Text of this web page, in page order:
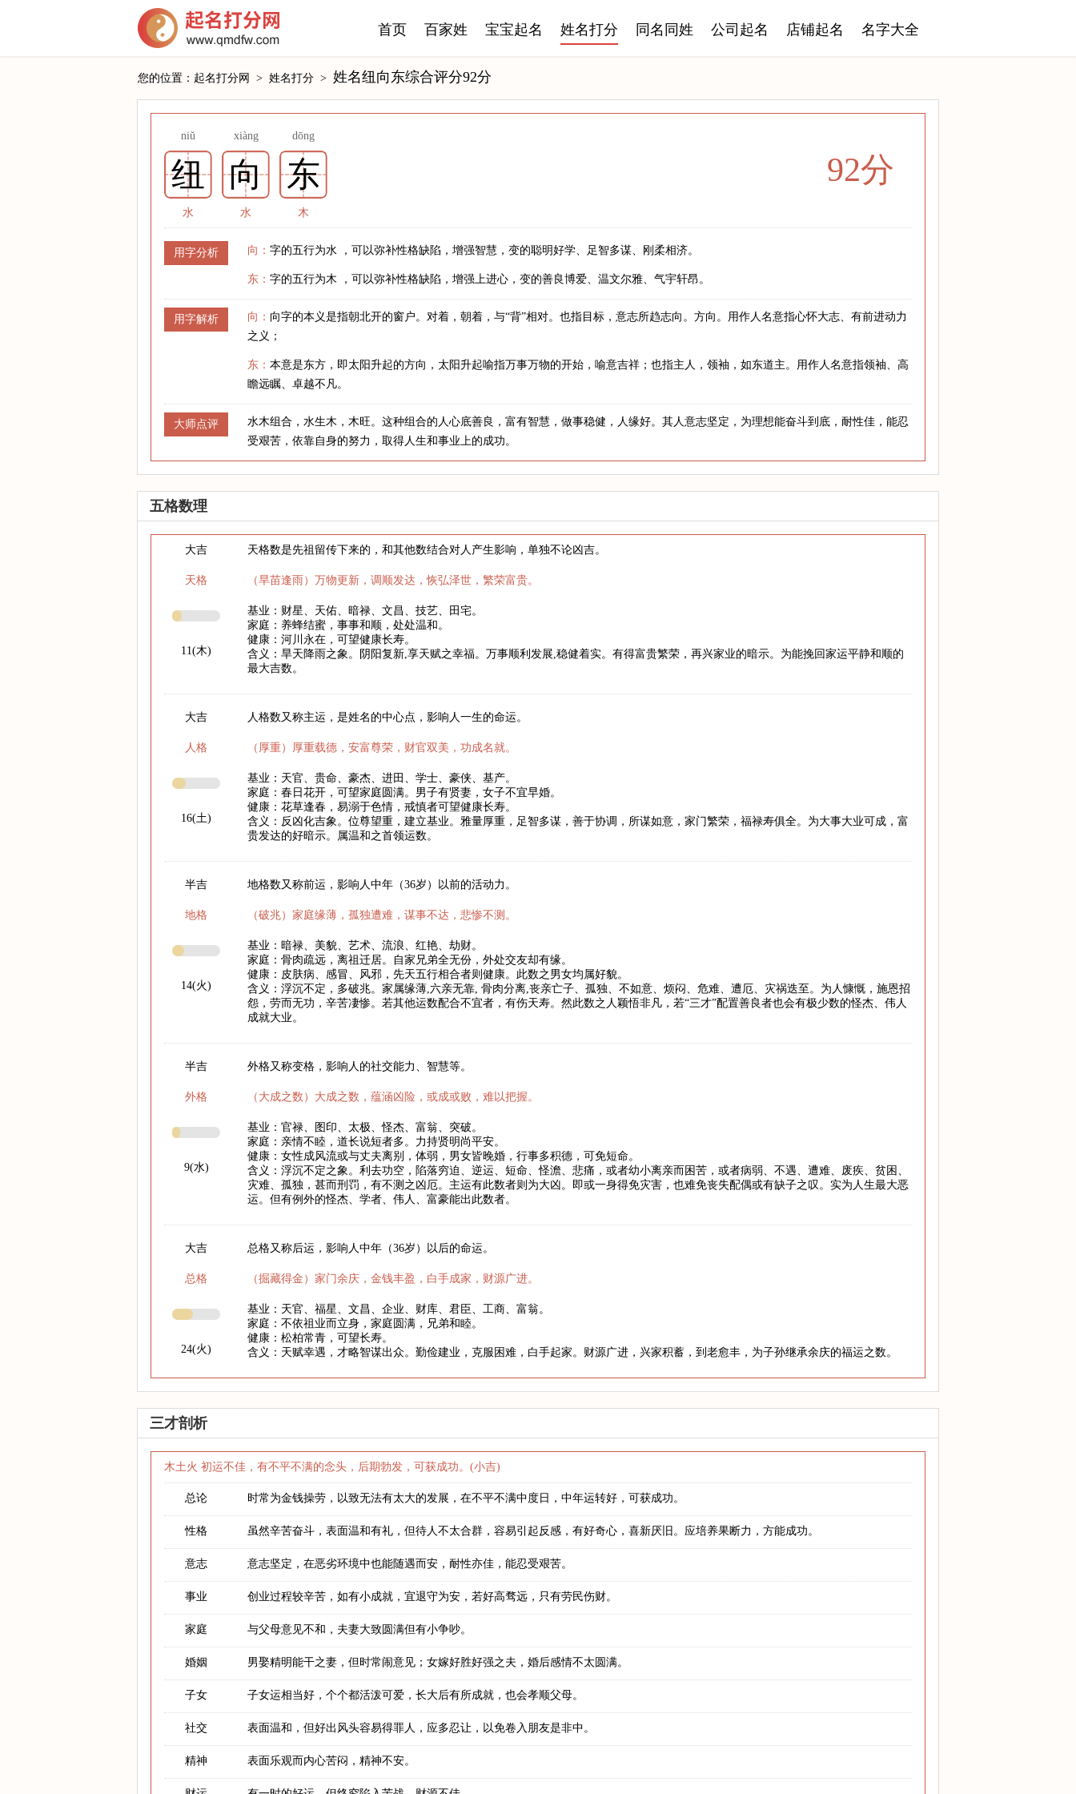
首页 百家姓 宝宝起名 姓名打分 同名同姓 公司起名 店铺起名 名字大全
您的位置： 起名打分网 > 姓名打分 > 姓名纽向东综合评分92分
niǔ xiàng dōng
纽 向 东
水 水 木
92分
用字分析 向： 字的五行为水 ，可以弥补性格缺陷，增强智慧，变的聪明好学、足智多谋、刚柔相济。
东： 字的五行为木 ，可以弥补性格缺陷，增强上进心，变的善良博爱、温文尔雅、气宇轩昂。
用字解析 向： 向字的本义是指朝北开的窗户。对着，朝着，与“背”相对。也指目标，意志所趋志向。方向。用作人名意指心怀大志、有前进动力
之义；
东： 本意是东方，即太阳升起的方向，太阳升起喻指万事万物的开始，喻意吉祥；也指主人，领袖，如东道主。用作人名意指领袖、高
瞻远瞩、卓越不凡。
大师点评
水木组合，水生木，木旺。这种组合的人心底善良，富有智慧，做事稳健，人缘好。其人意志坚定，为理想能奋斗到底，耐性佳，能忍
受艰苦，依靠自身的努力，取得人生和事业上的成功。
五格数理
大吉
天格
11(木)
天格数是先祖留传下来的，和其他数结合对人产生影响，单独不论凶吉。
（旱苗逢雨）万物更新，调顺发达，恢弘泽世，繁荣富贵。
基业：财星、天佑、暗禄、文昌、技艺、田宅。
家庭：养蜂结蜜，事事和顺，处处温和。
健康：河川永在，可望健康长寿。
含义：旱天降雨之象。阴阳复新,享天赋之幸福。万事顺利发展,稳健着实。有得富贵繁荣，再兴家业的暗示。为能挽回家运平静和顺的
最大吉数。
大吉
人格
16(土)
人格数又称主运，是姓名的中心点，影响人一生的命运。
（厚重）厚重载德，安富尊荣，财官双美，功成名就。
基业：天官、贵命、豪杰、进田、学士、豪侠、基产。
家庭：春日花开，可望家庭圆满。男子有贤妻，女子不宜早婚。
健康：花草逢春，易溺于色情，戒慎者可望健康长寿。
含义：反凶化吉象。位尊望重，建立基业。雅量厚重，足智多谋，善于协调，所谋如意，家门繁荣，福禄寿俱全。为大事大业可成，富
贵发达的好暗示。属温和之首领运数。
半吉
地格
14(火)
地格数又称前运，影响人中年（36岁）以前的活动力。
（破兆）家庭缘薄，孤独遭难，谋事不达，悲惨不测。
基业：暗禄、美貌、艺术、流浪、红艳、劫财。
家庭：骨肉疏远，离祖迁居。自家兄弟全无份，外处交友却有缘。
健康：皮肤病、感冒、风邪，先天五行相合者则健康。此数之男女均属好貌。
含义：浮沉不定，多破兆。家属缘薄,六亲无靠, 骨肉分离,丧亲亡子、孤独、不如意、烦闷、危难、遭厄、灾祸迭至。为人慷慨，施恩招
怨，劳而无功，辛苦凄惨。若其他运数配合不宜者，有伤天寿。然此数之人颖悟非凡，若“三才”配置善良者也会有极少数的怪杰、伟人
成就大业。
半吉
外格
9(水)
外格又称变格，影响人的社交能力、智慧等。
（大成之数）大成之数，蕴涵凶险，或成或败，难以把握。
基业：官禄、图印、太极、怪杰、富翁、突破。
家庭：亲情不睦，道长说短者多。力持贤明尚平安。
健康：女性成风流或与丈夫离别，体弱，男女皆晚婚，行事多积德，可免短命。
含义：浮沉不定之象。利去功空，陷落穷迫、逆运、短命、怪澹、悲痛，或者幼小离亲而困苦，或者病弱、不遇、遭难、废疾、贫困、
灾难、孤独，甚而刑罚，有不测之凶厄。主运有此数者则为大凶。即或一身得免灾害，也难免丧失配偶或有缺子之叹。实为人生最大恶
运。但有例外的怪杰、学者、伟人、富豪能出此数者。
大吉
总格
24(火)
总格又称后运，影响人中年（36岁）以后的命运。
（掘藏得金）家门余庆，金钱丰盈，白手成家，财源广进。
基业：天官、福星、文昌、企业、财库、君臣、工商、富翁。
家庭：不依祖业而立身，家庭圆满，兄弟和睦。
健康：松柏常青，可望长寿。
含义：天赋幸遇，才略智谋出众。勤俭建业，克服困难，白手起家。财源广进，兴家积蓄，到老愈丰，为子孙继承余庆的福运之数。
三才剖析
木土火 初运不佳，有不平不满的念头，后期勃发，可获成功。(小吉)
总论 时常为金钱操劳，以致无法有太大的发展，在不平不满中度日，中年运转好，可获成功。
性格 虽然辛苦奋斗，表面温和有礼，但待人不太合群，容易引起反感，有好奇心，喜新厌旧。应培养果断力，方能成功。
意志 意志坚定，在恶劣环境中也能随遇而安，耐性亦佳，能忍受艰苦。
事业 创业过程较辛苦，如有小成就，宜退守为安，若好高骛远，只有劳民伤财。
家庭 与父母意见不和，夫妻大致圆满但有小争吵。
婚姻 男娶精明能干之妻，但时常闹意见；女嫁好胜好强之夫，婚后感情不太圆满。
子女 子女运相当好，个个都活泼可爱，长大后有所成就，也会孝顺父母。
社交 表面温和，但好出风头容易得罪人，应多忍让，以免卷入朋友是非中。
精神 表面乐观而内心苦闷，精神不安。